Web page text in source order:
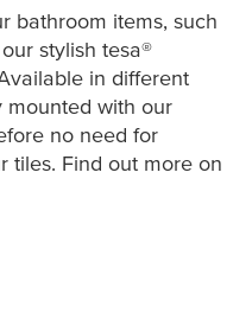
bathroom items, such
stylish tesa®
in different
mounted with our
no need for
tiles. Find out more on